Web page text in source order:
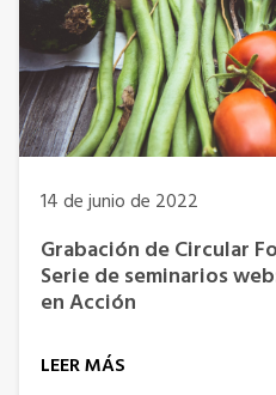
14 de junio de 2022
Grabación de Circular
Serie de seminarios
en Acción
LEER MÁS